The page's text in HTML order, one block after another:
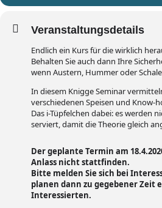
Veranstaltungsdetails
Endlich ein Kurs für die wirklich
Behalten Sie auch dann Ihre
wenn Austern, Hummer oder
In diesem Knigge Seminar
verschiedenen Speisen und Know-
Das i-Tüpfelchen dabei: es werden
serviert, damit die Theorie gleich
Der geplante Termin am
Anlass nicht stattfinden.
Bitte melden Sie sich bei
planen dann zu gegebener Zeit
Interessierten.